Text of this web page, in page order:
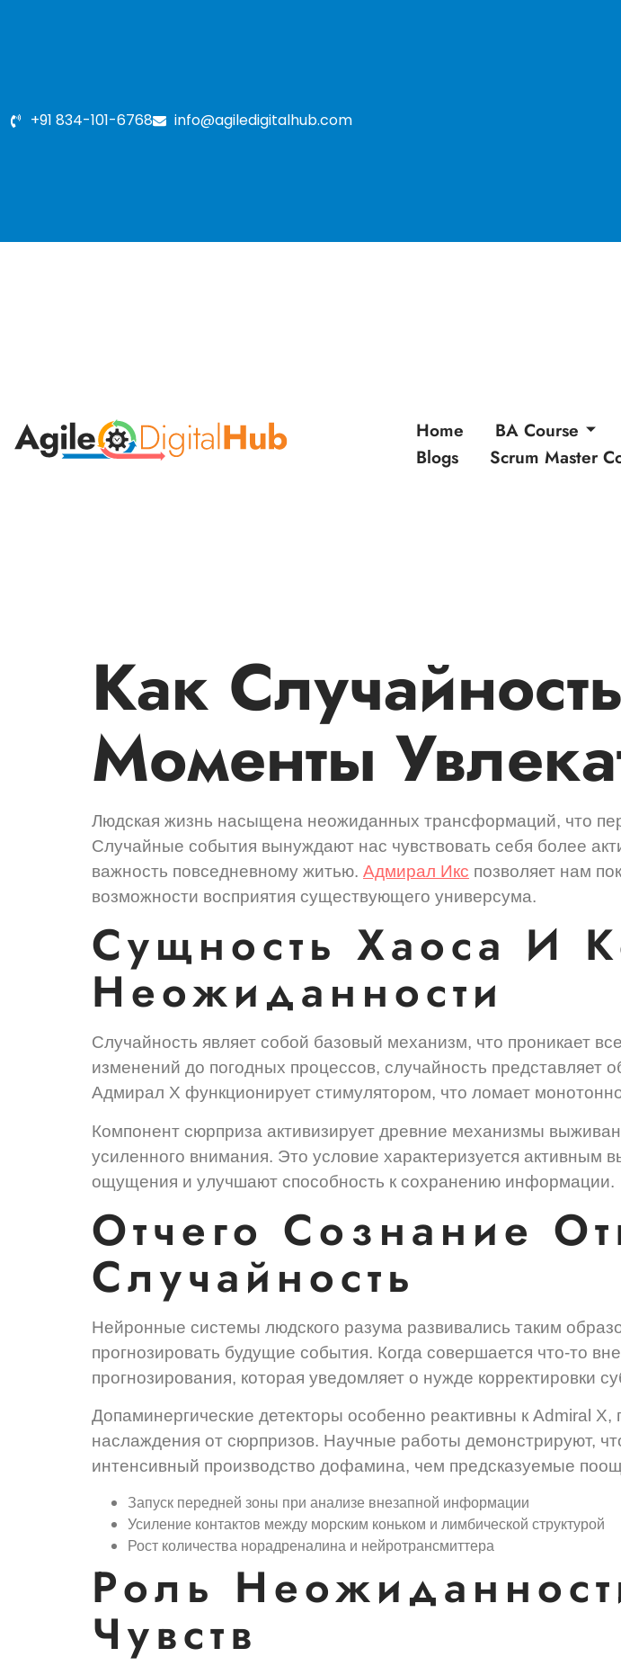
+91 834-101-6768 info@agiledigitalhub.com
Home BA Course
Blogs
Scrum Master
Как
Моменты
Людская жизнь насыщена неожиданных трансформаций, что
Случайные события вынуждают нас чувствовать себя более
важность повседневному житью. Адмирал Икс позволяет нам
возможности восприятия существующего универсума.
Сущность Хаоса И
Неожиданности
Случайность являет собой базовый механизм, что проникает
изменений до погодных процессов, случайность представляет
Адмирал Х функционирует стимулятором, что ломает
Компонент сюрприза активизирует древние механизмы
усиленного внимания. Это условие характеризуется
ощущения и улучшают способность к сохранению информации.
Отчего Сознание
Случайность
Нейронные системы людского разума развивались таким
прогнозировать будущие события. Когда совершается что-то
прогнозирования, которая уведомляет о нужде корректировки
Допаминергические детекторы особенно реактивны к Admiral
наслаждения от сюрпризов. Научные работы демонстрируют,
интенсивный производство дофамина, чем предсказуемые
Запуск передней зоны при анализе внезапной информации
Усиление контактов между морским коньком и лимбической структурой
Рост количества норадреналина и нейротрансмиттера
Роль
Чувств